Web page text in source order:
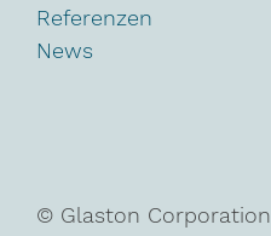
Referenzen
News
© Glaston Corporation